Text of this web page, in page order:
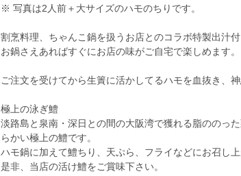
※ 写真は2人前＋大サイズのハモのちりです。
割烹料理、ちゃんこ鍋を扱うお店とのコラボ特製出汁付
お鍋さえあればすぐにお店の味がご自宅で楽しめます。
ご注文を受けてから生簀に活かしてるハモを血抜き、
極上の泳ぎ鱧
淡路島と泉南・深日との間の大阪湾で獲れる脂ののっ
らかい極上の鱧です。
ハモ鍋に加えて鱧ちり、天ぷら、フライなどにお召し上
是非、当店の活け鱧をご賞味下さい。